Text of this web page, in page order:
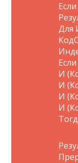
Для
И
И
И
И